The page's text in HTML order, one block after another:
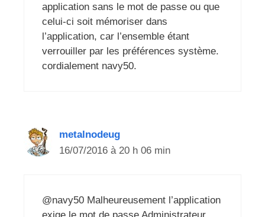
application sans le mot de passe ou que
celui-ci soit mémoriser dans
l’application, car l’ensemble étant
verrouiller par les préférences système.
cordialement navy50.
metalnodeug
16/07/2016 à 20 h 06 min
@navy50 Malheureusement l’application